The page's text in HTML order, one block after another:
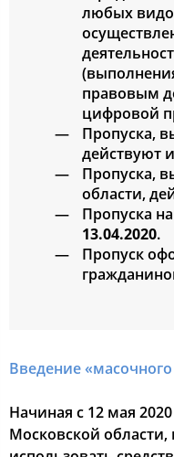
любых
правовым
цифровой
Пропуска,
действуют
Пропуска,
области,
Пропуска
13.04.2020.
Пропуск
Введение
Начиная с 12 мая
Московской области,